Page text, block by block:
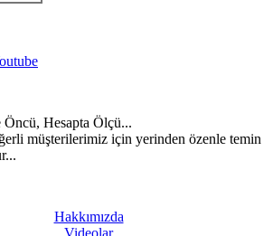
Hesapta Ölçü...
müşterilerimiz için yerinden özenle temin
Hakkımızda
Videolar